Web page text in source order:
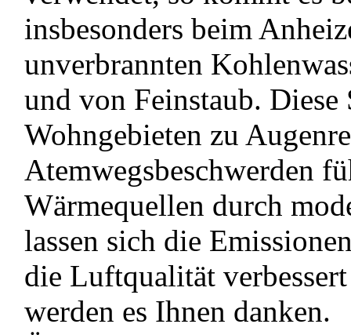
insbesonders beim
unverbrannten
und von Feinstaub. Diese
Wohngebieten zu
Atemwegsbeschwerden
Wärmequellen durch
lassen sich die
die Luftqualität
werden es Ihnen danken.